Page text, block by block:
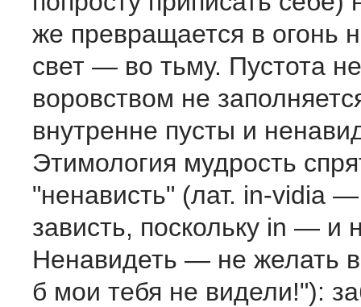
же превращается в огонь
свет — во тьму. Пустота
воровством не
внутренне пусты и
Этимология мудрость
"ненависть" (лат. in-vidia
зависть, поскольку in — и
Ненавидеть — не желать
б мои тебя не видели!"):